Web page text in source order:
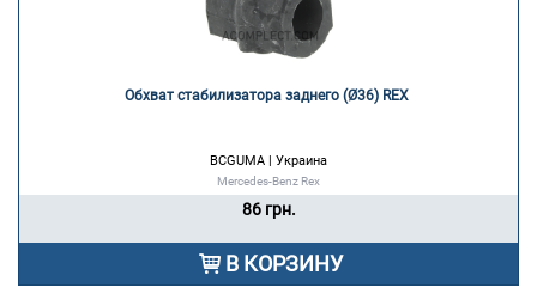
Обхват стабилизатора заднего (Ø36) REX
BCGUMA | Украина
Mercedes-Benz Rex
86 грн.
В КОРЗИНУ